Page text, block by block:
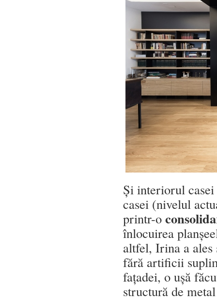
Și interiorul
casei (nivelul
printr-o
înlocuirea
altfel, Irina a
fără artificii
fațadei, o ușă
structură de